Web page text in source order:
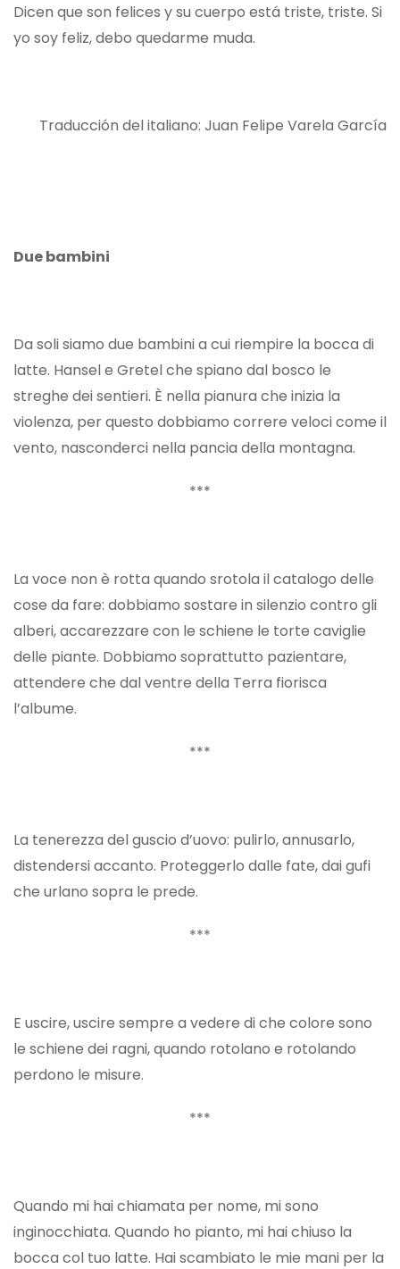
Dicen que son felices y su cuerpo está triste, triste. Si
yo soy feliz, debo quedarme muda.
Traducción del italiano: Juan Felipe Varela García
Due bambini
Da soli siamo due bambini a cui riempire la bocca di
latte. Hansel e Gretel che spiano dal bosco le
streghe dei sentieri. È nella pianura che inizia la
violenza, per questo dobbiamo correre veloci come il
vento, nasconderci nella pancia della montagna.
***
La voce non è rotta quando srotola il catalogo delle
cose da fare: dobbiamo sostare in silenzio contro gli
alberi, accarezzare con le schiene le torte caviglie
delle piante. Dobbiamo soprattutto pazientare,
attendere che dal ventre della Terra fiorisca
l’albume.
***
La tenerezza del guscio d’uovo: pulirlo, annusarlo,
distendersi accanto. Proteggerlo dalle fate, dai gufi
che urlano sopra le prede.
***
E uscire, uscire sempre a vedere di che colore sono
le schiene dei ragni, quando rotolano e rotolando
perdono le misure.
***
Quando mi hai chiamata per nome, mi sono
inginocchiata. Quando ho pianto, mi hai chiuso la
bocca col tuo latte. Hai scambiato le mie mani per la